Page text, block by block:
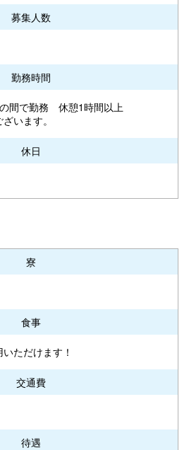
募集人数
勤務時間
間で勤務 休憩1時間以上
います。
休日
寮
食事
ただけます！
交通費
待遇